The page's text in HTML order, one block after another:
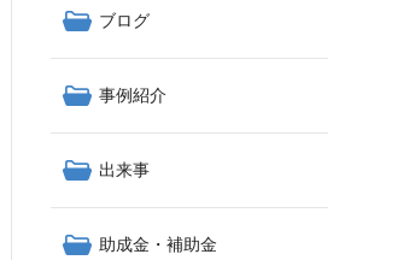
ブログ
事例紹介
出来事
助成金・補助金